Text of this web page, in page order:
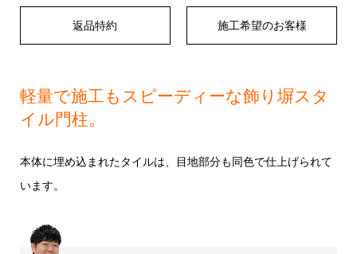
返品特約 施工希望のお客様
軽量で施工もスピーディーな飾り塀スタ
イル門柱。
本体に埋め込まれたタイルは、目地部分も同色で仕上げられて
います。